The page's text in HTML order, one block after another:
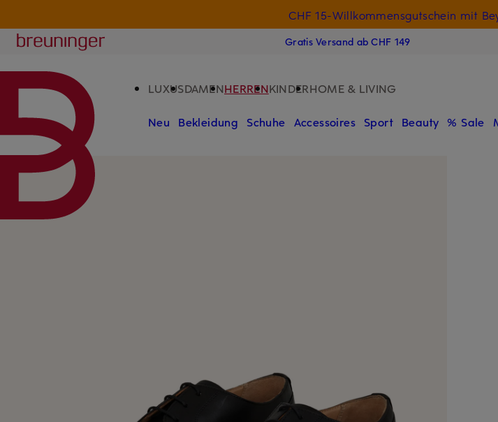
CHF 15-Willkommensgutschein mit
Breuninger
Gratis Versand ab CHF 149
LUXUSDAMENHERRENKINDERHOME & LIVING
Neu Bekleidung Schuhe Accessoires Sport Beauty % Sale